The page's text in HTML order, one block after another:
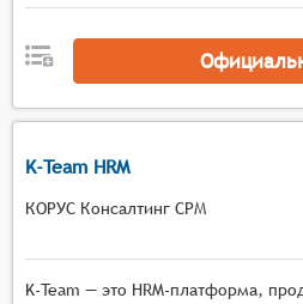
информацию на
сообщений.
K-Team HRM
КОРУС Консалтинг СРМ
K-Team — это HRM-платформа,